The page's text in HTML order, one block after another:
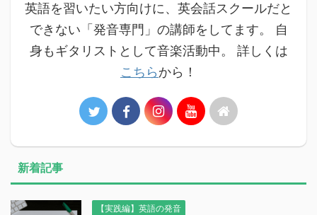
英語を習いたい方向けに、英会話スクールだと
できない「発音専門」の講師をしてます。 自
身もギタリストとして音楽活動中。 詳しくは
こちらから！
新着記事
【実践編】英語の発音